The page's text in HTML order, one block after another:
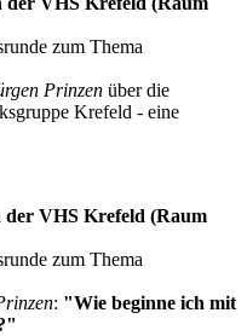
zum Thema
Prinzen über die
Krefeld - eine
der VHS Krefeld (Raum
zum Thema
: "Wie beginne ich mit